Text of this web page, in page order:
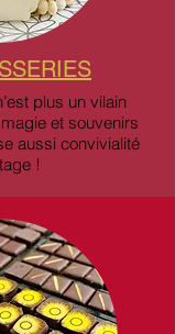
plus un vilain
et souvenirs
aussi convivialité
!